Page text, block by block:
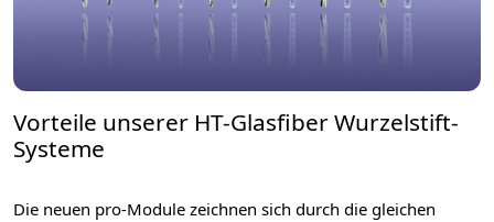
Vorteile unserer HT-Glasfiber Wurzelstift-
Systeme
Die neuen pro-Module zeichnen sich durch die gleichen